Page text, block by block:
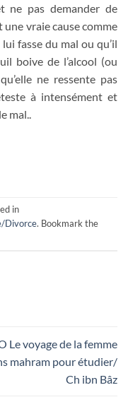
ne pas demander de
vraie cause comme
fasse du mal ou qu’il
boive de l’alcool (ou
ne ressente pas
à intensément et
mal..
in
Divorce. Bookmark the
Le voyage de la femme
mahram pour étudier/
Ch ibn Bâz